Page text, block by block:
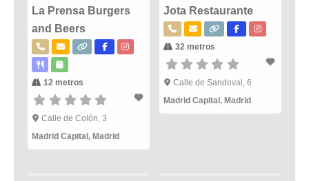
La Prensa Burgers
and Beers
12 metros
Calle de Colón, 3
Madrid Capital, Madrid
Jota Restaurante
32 metros
Calle de Sandoval, 6
Madrid Capital,Madrid